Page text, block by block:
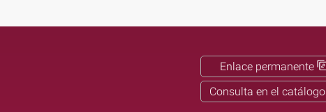
Enlace permanente
Consulta en el catálogo